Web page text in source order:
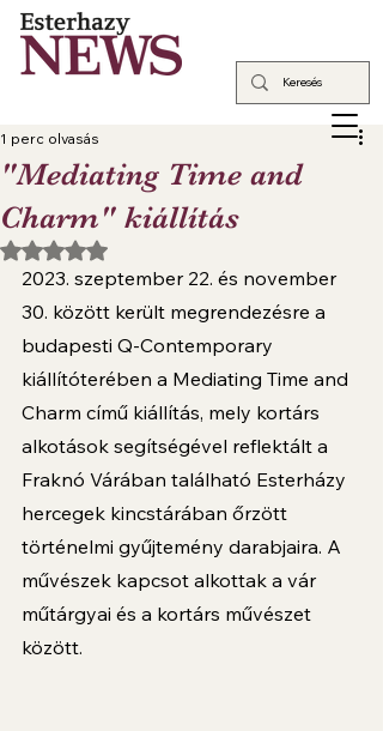
"Mediating Time and
Charm" kiállítás
1 perc olvasás
NaN csillagot kapott az 5-ből.
2023. szeptember 22. és november
30. között került megrendezésre a
budapesti Q-Contemporary
kiállítóterében a Mediating Time and
Charm című kiállítás, mely kortárs
alkotások segítségével reflektált a
Fraknó Várában található Esterházy
hercegek kincstárában őrzött
történelmi gyűjtemény darabjaira. A
művészek kapcsot alkottak a vár
műtárgyai és a kortárs művészet
között.